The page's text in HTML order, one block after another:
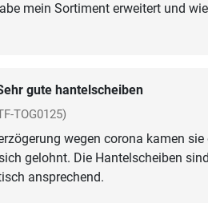
mein Sortiment erweitert und
gute hantelscheiben
TOG0125)
wegen corona kamen
gelohnt. Die Hantelscheiben
ansprechend.